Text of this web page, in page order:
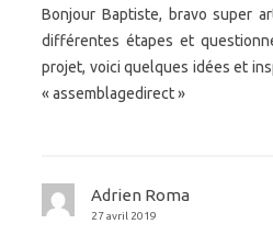
Bonjour Baptiste, bravo super
différentes étapes et
projet, voici quelques idées et
« assemblagedirect »
Adrien Roma
27 avril 2019